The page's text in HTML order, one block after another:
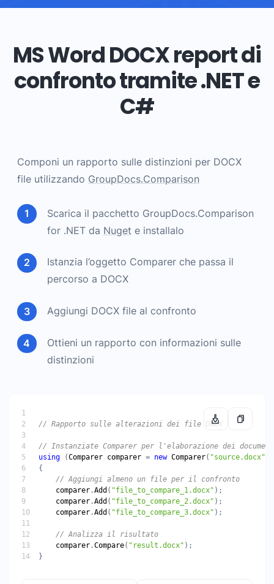
MS Word DOCX report di
confronto tramite .NET e
C#
Componi un rapporto sulle distinzioni per DOCX
file utilizzando GroupDocs.Comparison
Scarica il pacchetto GroupDocs.Comparison
for .NET da Nuget e installalo
Istanzia l’oggetto Comparer che passa il
percorso a DOCX
Aggiungi DOCX file al confronto
Ottieni un rapporto con informazioni sulle
distinzioni
// Rapporto sulle alterazioni dei file DOCX
// Instanziate Comparer per l'elaborazione dei
using (Comparer comparer = new Comparer( "source.docx"
// Aggiungi almeno un file per il confronto
comparer .Add ( "file_to_compare_1.docx"
comparer .Add ( "file_to_compare_2.docx"
comparer .Add ( "file_to_compare_3.docx"
// Analizza il risultato
comparer .Compare( "result.docx"